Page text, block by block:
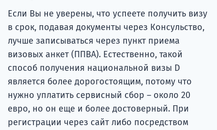
Если Вы не уверены, что успеете получить визу
в срок, подавая документы через Консульство,
лучше записываться через пункт приема
визовых анкет (ППВА). Естественно, такой
способ получения национальной визы D
является более дорогостоящим, потому что
нужно уплатить сервисный сбор – около 20
евро, но он еще и более достоверный. При
регистрации через сайт либо посредством